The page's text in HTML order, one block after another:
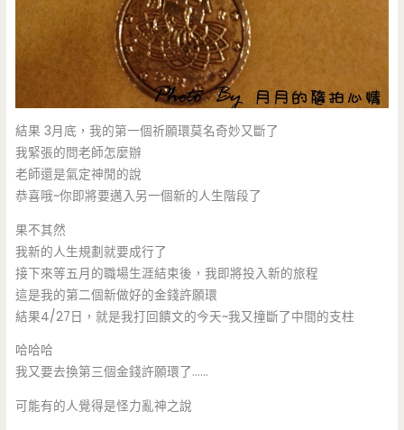
結果 3月底，我的第一個祈願環莫名奇妙又斷了
我緊張的問老師怎麼辦
老師還是氣定神閒的說
恭喜哦~你即將要邁入另一個新的人生階段了
果不其然
我新的人生規劃就要成行了
接下來等五月的職場生涯結束後，我即將投入新的旅程
這是我的第二個新做好的金錢許願環
結果4/27日，就是我打回饋文的今天~我又撞斷了中間的支柱
哈哈哈
我又要去換第三個金錢許願環了……
可能有的人覺得是怪力亂神之說